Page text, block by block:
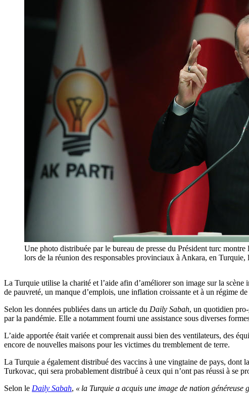
Une photo distribuée par le bureau de presse du Président turc
lors de la réunion des responsables provinciaux à Ankara, en
La Turquie utilise la charité et l’aide afin d’améliorer son image sur la
de pauvreté, un manque d’emplois, une inflation croissante et à un régime
Selon les données publiées dans un article du Daily Sabah, un quotidien
par la pandémie. Elle a notamment fourni une assistance sous diverses
L’aide apportée était variée et comprenait aussi bien des ventilateurs, des
encore de nouvelles maisons pour les victimes du tremblement de terre.
La Turquie a également distribué des vaccins à une vingtaine de pays,
Turkovac, qui sera probablement distribué à ceux qui n’ont pas réussi à se
Selon le Daily Sabah, « la Turquie a acquis une image de nation généreuse